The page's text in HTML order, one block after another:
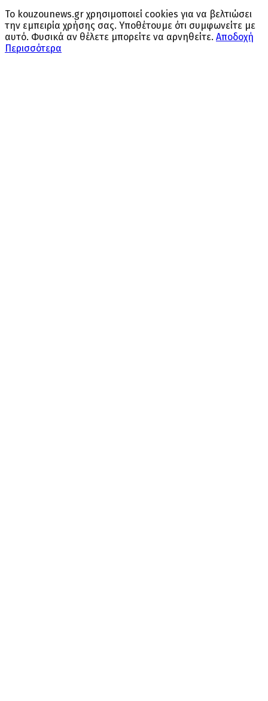
Το kouzounews.gr χρησιμοποιεί cookies για να βελτιώσει
την εμπειρία χρήσης σας. Υποθέτουμε ότι συμφωνείτε με
αυτό. Φυσικά αν θέλετε μπορείτε να αρνηθείτε. Αποδοχή
Περισσότερα